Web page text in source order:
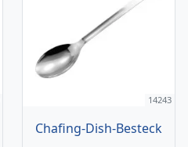
14243
Chafing-Dish-Besteck